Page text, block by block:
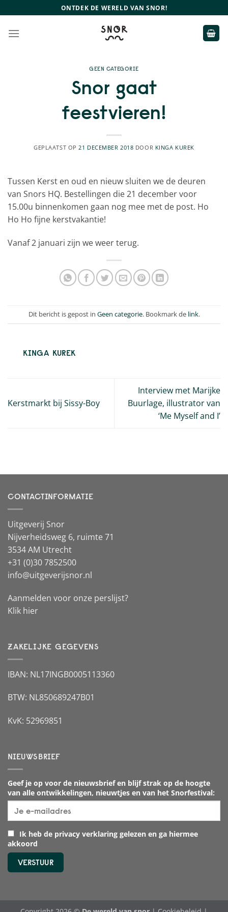
naar
inhoud
ONTDEK DE WERELD VAN SNOR!
GEEN CATEGORIE
Snor gaat
feestvieren!
GEPLAATST OP 21 DECEMBER 2018 DOOR KINGA KUREK
Tussen Kerst en oud en nieuw sluiten we de deuren
van Snors HQ. Bestellingen die 21 december voor
15.00u binnenkomen gaan nog mee met de post. Ho
Ho Ho fijne kerstvakantie!
Vanaf 2 januari zijn we weer terug.
Dit bericht is gepost in Geen categorie. Bookmark de link.
KINGA KUREK
Kerstmarkt bij Sissy-Boy
Interview met Marijke
Buurlage, illustrator van
‘Me Myself and I’
CONTACTINFORMATIE
Uitgeverij Snor
Nijverheidsweg 6, ruimte 71
3534 AM Utrecht
+31 (0)30 7852500
info@uitgeverijsnor.nl
Aanmelden voor onze perslijst?
Klik hier
ZAKELIJKE GEGEVENS
IBAN: NL17INGB0005113360
BTW: NL850689247B01
KvK: 52969851
NIEUWSBRIEF
Geef je op voor de nieuwsbrief en blijf strak op de hoogte
van alle ontwikkelingen, nieuwtjes en van het Snorfestival:
Ik heb de privacy verklaring gelezen en ga hiermee
akkoord